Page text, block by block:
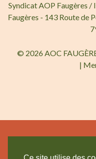
Syndicat AOP Faugères /
Faugères - 143 Route de
© 2026 AOC
|